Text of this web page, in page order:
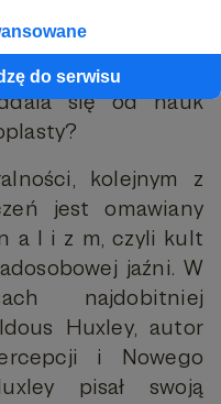
do serwisu
wiara, że czyny
więc zachodni
się od nauk
kolejnym z
jest omawiany
a l i z m, czyli kult
jaźni. W
najdobitniej
Huxley, autor
i Nowego
pisał swoją